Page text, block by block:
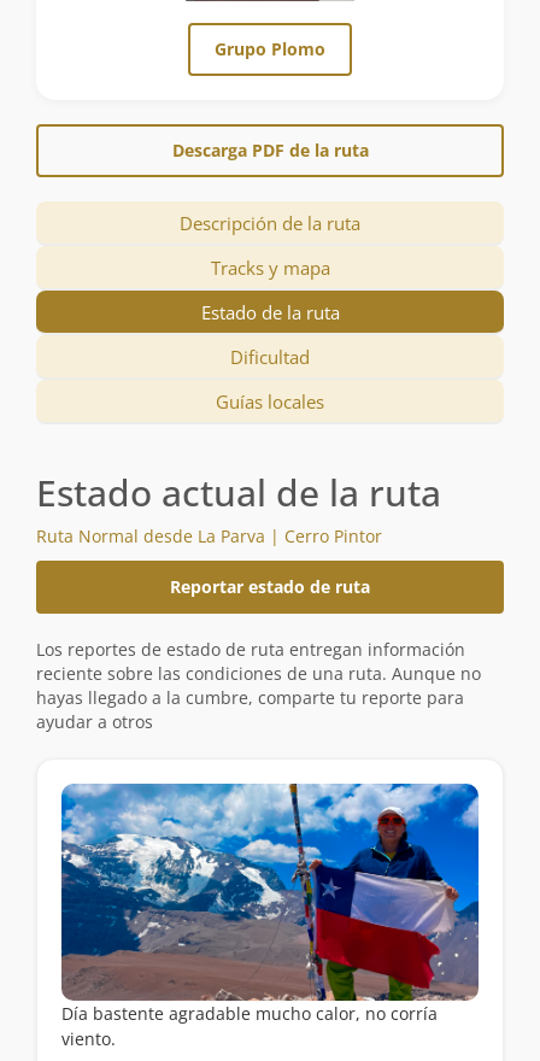
Grupo Plomo
Descarga PDF de la ruta
Descripción de la ruta
Tracks y mapa
Estado de la ruta
Dificultad
Guías locales
Estado actual de la ruta
Ruta Normal desde La Parva | Cerro Pintor
Reportar estado de ruta
Los reportes de estado de ruta entregan información
reciente sobre las condiciones de una ruta. Aunque no
hayas llegado a la cumbre, comparte tu reporte para
ayudar a otros
Día bastente agradable mucho calor, no corría
viento.